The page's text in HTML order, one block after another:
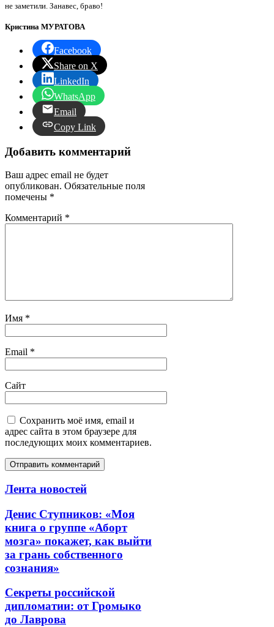
не заметили. Занавес, браво!
Кристина МУРАТОВА
Facebook
Share on X
LinkedIn
WhatsApp
Email
Copy Link
Добавить комментарий
Ваш адрес email не будет
опубликован. Обязательные поля
помечены *
Комментарий *
Имя *
Email *
Сайт
Сохранить моё имя, email и
адрес сайта в этом браузере для
последующих моих комментариев.
Лента новостей
Денис Ступников: «Моя
книга о группе «Аборт
мозга» покажет, как выйти
за грань собственного
сознания»
Секреты российской
дипломатии: от Громыко
до Лаврова